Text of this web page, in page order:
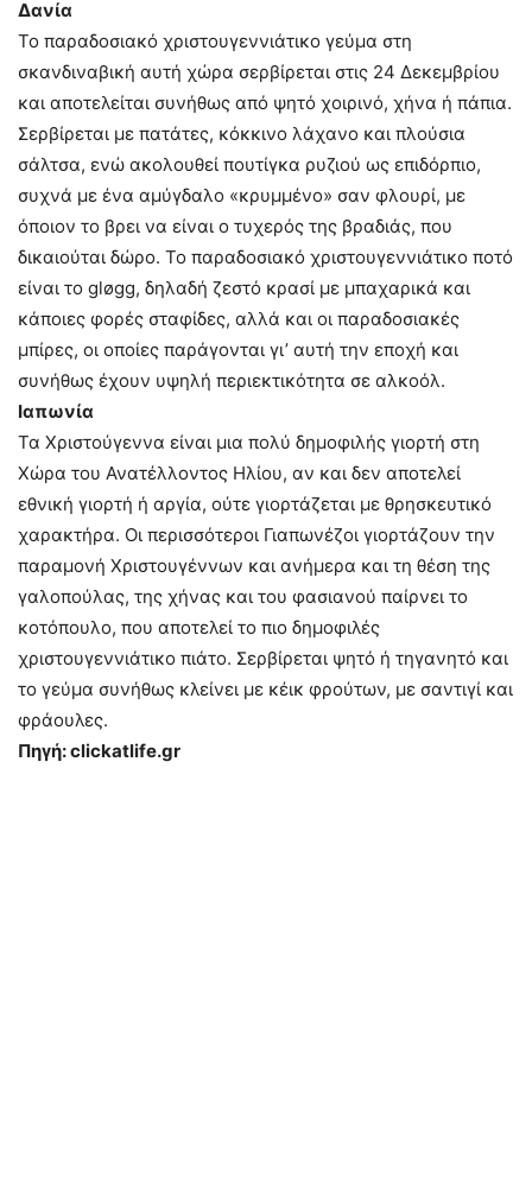
Δανία
Το παραδοσιακό χριστουγεννιάτικο γεύμα στη
σκανδιναβική αυτή χώρα σερβίρεται στις 24 Δεκεμβρίου
και αποτελείται συνήθως από ψητό χοιρινό, χήνα ή πάπια.
Σερβίρεται με πατάτες, κόκκινο λάχανο και πλούσια
σάλτσα, ενώ ακολουθεί πουτίγκα ρυζιού ως επιδόρπιο,
συχνά με ένα αμύγδαλο «κρυμμένο» σαν φλουρί, με
όποιον το βρει να είναι ο τυχερός της βραδιάς, που
δικαιούται δώρο. Το παραδοσιακό χριστουγεννιάτικο ποτό
είναι το gløgg, δηλαδή ζεστό κρασί με μπαχαρικά και
κάποιες φορές σταφίδες, αλλά και οι παραδοσιακές
μπίρες, οι οποίες παράγονται γι’ αυτή την εποχή και
συνήθως έχουν υψηλή περιεκτικότητα σε αλκοόλ.
Ιαπωνία
Τα Χριστούγεννα είναι μια πολύ δημοφιλής γιορτή στη
Χώρα του Ανατέλλοντος Ηλίου, αν και δεν αποτελεί
εθνική γιορτή ή αργία, ούτε γιορτάζεται με θρησκευτικό
χαρακτήρα. Οι περισσότεροι Γιαπωνέζοι γιορτάζουν την
παραμονή Χριστουγέννων και ανήμερα και τη θέση της
γαλοπούλας, της χήνας και του φασιανού παίρνει το
κοτόπουλο, που αποτελεί το πιο δημοφιλές
χριστουγεννιάτικο πιάτο. Σερβίρεται ψητό ή τηγανητό και
το γεύμα συνήθως κλείνει με κέικ φρούτων, με σαντιγί και
φράουλες.
Πηγή: clickatlife.gr